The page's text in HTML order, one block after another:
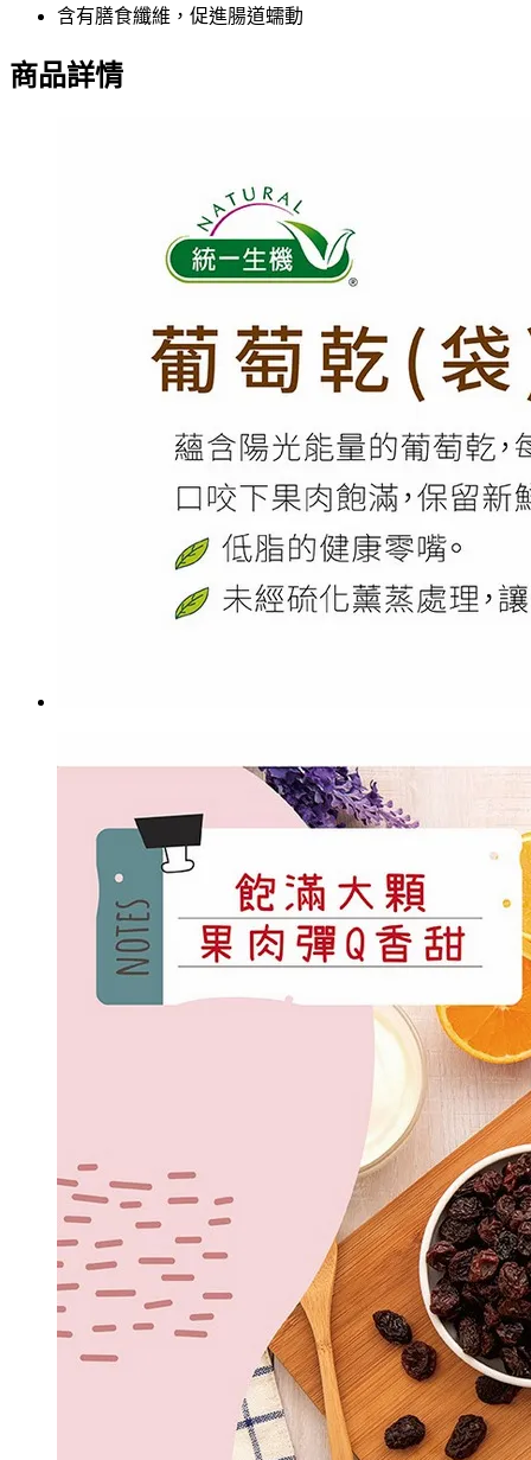
含有膳食纖維，促進腸道蠕動
商品詳情